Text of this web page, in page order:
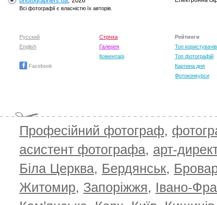
Всі фотографії є власністю їх авторів.
Русский
English
Facebook
Стрічка
Галерея
Коментарі
Рейтинги
Топ користувачів
Топ фотографій
Картина дня
Фотоконкурси
Професійний фотограф,
асистент фотографа, арт-
Біла Церква, Бердянськ,
Житомир, Запоріжжя, Івано-